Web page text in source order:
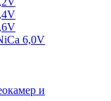
6,0V
и